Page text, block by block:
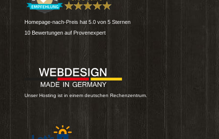
Homepage-nach-Preis hat 5.0 von 5 Sternen
10 Bewertungen auf Provenexpert
Unser Hosting ist in einem deutschen Rechenzentrum.